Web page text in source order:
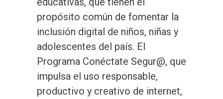
propósito común de fomentar la
inclusión digital de niños, niñas y
adolescentes del país. El
Programa Conéctate Segur@, que
impulsa el uso responsable,
productivo y creativo de internet,